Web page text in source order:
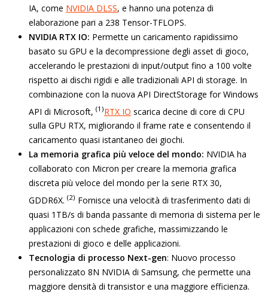
IA, come NVIDIA DLSS, e hanno una potenza di
elaborazione pari a 238 Tensor-TFLOPS.
NVIDIA RTX IO: Permette un caricamento rapidissimo
basato su GPU e la decompressione degli asset di gioco,
accelerando le prestazioni di input/output fino a 100 volte
rispetto ai dischi rigidi e alle tradizionali API di storage. In
combinazione con la nuova API DirectStorage for Windows
API di Microsoft, (1)RTX IO scarica decine di core di CPU
sulla GPU RTX, migliorando il frame rate e consentendo il
caricamento quasi istantaneo dei giochi.
La memoria grafica più veloce del mondo: NVIDIA ha
collaborato con Micron per creare la memoria grafica
discreta più veloce del mondo per la serie RTX 30,
GDDR6X. (2) Fornisce una velocità di trasferimento dati di
quasi 1TB/s di banda passante di memoria di sistema per le
applicazioni con schede grafiche, massimizzando le
prestazioni di gioco e delle applicazioni.
Tecnologia di processo Next-gen: Nuovo processo
personalizzato 8N NVIDIA di Samsung, che permette una
maggiore densità di transistor e una maggiore efficienza.